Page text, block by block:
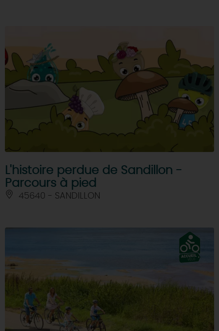
L'histoire perdue de Sandillon -
Parcours à pied
45640 - SANDILLON